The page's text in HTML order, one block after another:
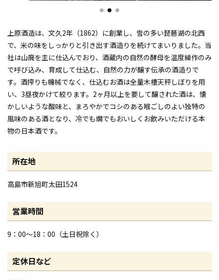
上原酒造は、文久2年（1862）に創業し、雪の多い琵琶湖の北西
で、米の味をしっかりと引き出す酒造りを続けてまいりました。当
社は山廃を主に仕込んでおり、酒蔵内の自然の酵母を温度繰作のみ
で呼び込み、育成して仕込む、自然の力が醸す伝承の酒造りで
す。酒搾りも機械でなく、仕込むお酒は全量木槽天秤しぼりを用
い、3昼夜かけて絞ります。2ヶ月以上を要して醸された酒は、懐
かしいような酸味と、まろやかでコシのある喉ごしのよい独特の
風味のある酒となり、冷でも燗でもおいしくお飲みいただける本
物の日本酒です。
所在地
高島市新旭町太田1524
営業時間
9：00～18：00（土日祝除く）
定休日など